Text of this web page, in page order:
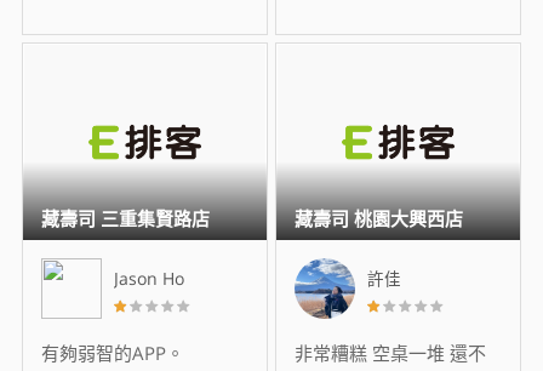
Jason Ho
有夠弱智的APP。
藏壽司 三重集賢路店
許佳
非常糟糕 空桌一堆 還不
藏壽司 桃園大興西店